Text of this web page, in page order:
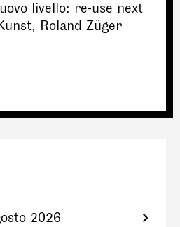
livello: re-use next
Roland Züger
2026